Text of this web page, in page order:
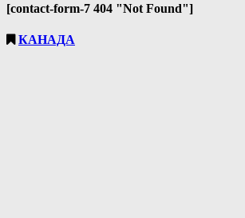
[contact-form-7 404 "Not Found"]
КАНАДА